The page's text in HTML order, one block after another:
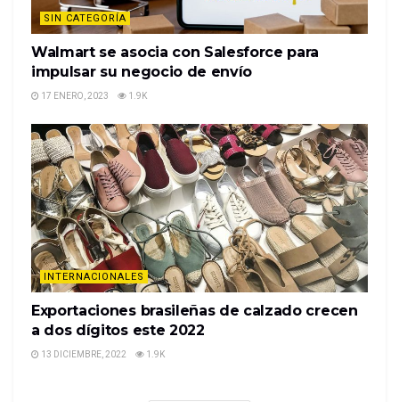
SIN CATEGORÍA
Walmart se asocia con Salesforce para
impulsar su negocio de envío
17 ENERO, 2023 1.9K
INTERNACIONALES
Exportaciones brasileñas de calzado crecen
a dos dígitos este 2022
13 DICIEMBRE, 2022 1.9K